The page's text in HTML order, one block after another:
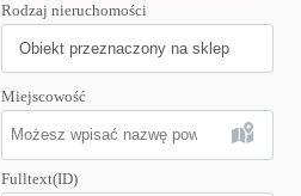
Rodzaj nieruchomości
Obiekt przeznaczony na sklep
Miejscowość
Fulltext(ID)